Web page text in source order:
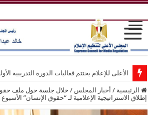
الأعلى للإعلام يختتم فعاليات الدورة التدريبية
انطلاق فعاليات الدورة التدريبية الأولى لكوادر
الرئيسية / أخبار المجلس / خلال جلسة حول ملف حقوق
إطلاق الاستراتيجية الإعلامية لـ “حقوق الإنسان”